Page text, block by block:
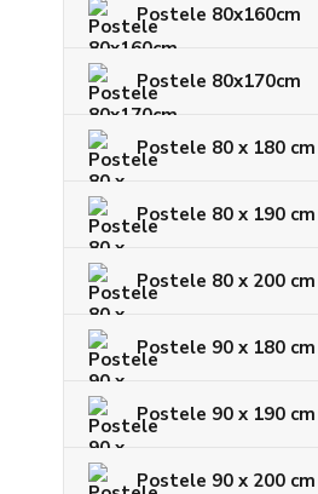
Postele 80x160cm
Postele 80x170cm
Postele 80 x 180 cm
Postele 80 x 190 cm
Postele 80 x 200 cm
Postele 90 x 180 cm
Postele 90 x 190 cm
Postele 90 x 200 cm